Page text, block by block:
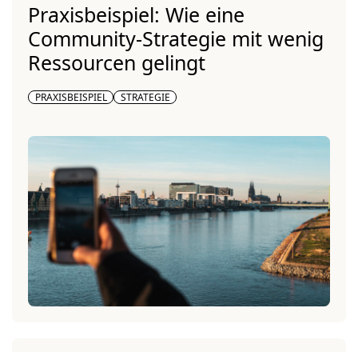
Praxisbeispiel: Wie eine
Community-Strategie mit wenig
Ressourcen gelingt
PRAXISBEISPIEL STRATEGIE